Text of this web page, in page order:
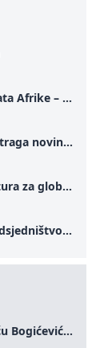
IFIMES dodijelio Zlatnu medalju Bogiću Bogićeviću za izuzetan doprinos demokratskim vrijednostima i miru
Maroko 2030: Izgradnja atlantskih vrata Afrike – od Tangera u Mediteranu do novog geopolitičkog koridora
Od faksa do umjetne inteligencije: Potraga novinarstva za istinom u digitalnom dobu
„Strateška stabilnost“ - Nova arhitektura za globalnu saradnju
Uprava pod opsadom: Korupcija i predsjedništvo Zelenskog – Kako unutrašnje ranjivosti testiraju političku otpornost Ukrajine u kritičnom trenutku rata